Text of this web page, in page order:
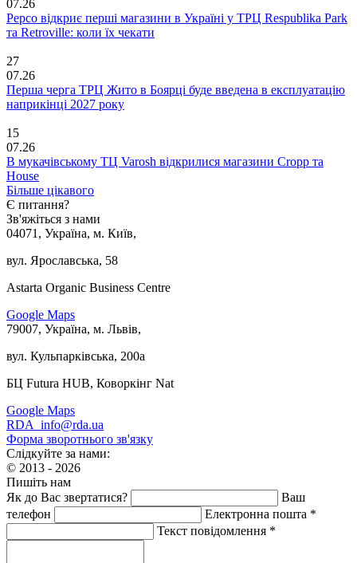
07.26
Pepco відкриє перші магазини в Україні у ТРЦ Respublika Park
та Retroville: коли їх чекати
27
07.26
Перша черга ТРЦ Жито в Боярці буде введена в експлуатацію
наприкінці 2027 року
15
07.26
В мукачівському ТЦ Varosh відкрилися магазини Cropp та
House
Більше цікавого
Є питання?
Зв'яжіться з нами
04071, Україна, м. Київ,
вул. Ярославська, 58
Astarta Organic Business Centre
Google Maps
79007, Україна, м. Львів,
вул. Кульпарківська, 200а
БЦ Futura HUB, Коворкінг Nat
Google Maps
RDA_info@rda.ua
Форма зворотнього зв'язку
Слідкуйте за нами:
© 2013 - 2026
Пишіть нам
Як до Вас звертатися?
Ваш
телефон
Електронна пошта *
Текст повідомлення *